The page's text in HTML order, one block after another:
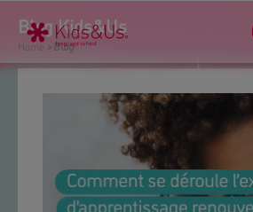
Blog Kids&Us
Home > Blog